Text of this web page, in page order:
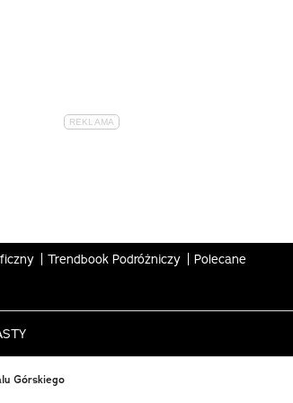
Trendbook Podróżniczy Polecane
Górskiego